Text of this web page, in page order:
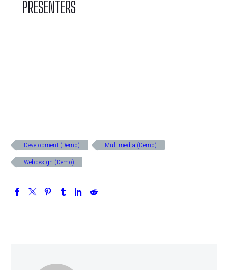
PRESENTERS
Development (Demo) Multimedia (Demo)
Webdesign (Demo)